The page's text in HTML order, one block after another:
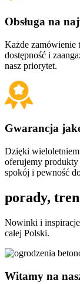
Obsługa na
Każde zamówienie
dostępność i
nasz priorytet.
Gwarancja
Dzięki
oferujemy produkty
spokój i pewność
porady,
Nowinki i
całej Polski.
Witamy na